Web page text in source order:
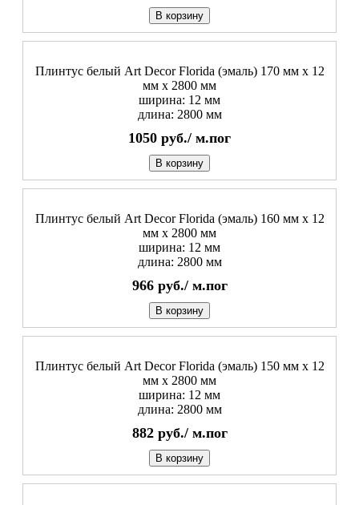
В корзину
Плинтус белый Art Decor Florida (эмаль) 170 мм х 12
мм х 2800 мм
ширина: 12 мм
длина: 2800 мм
1050 руб./ м.пог
В корзину
Плинтус белый Art Decor Florida (эмаль) 160 мм х 12
мм х 2800 мм
ширина: 12 мм
длина: 2800 мм
966 руб./ м.пог
В корзину
Плинтус белый Art Decor Florida (эмаль) 150 мм х 12
мм х 2800 мм
ширина: 12 мм
длина: 2800 мм
882 руб./ м.пог
В корзину